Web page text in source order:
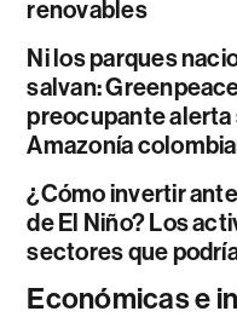
renovables
Ni los parques
salvan:
preocupante alerta
Amazonía
¿Cómo invertir
de El Niño? Los
sectores que
Económicas e